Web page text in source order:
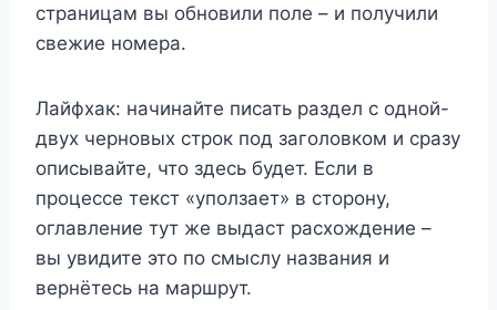
страницам вы обновили поле – и получили
свежие номера.
Лайфхак: начинайте писать раздел с одной-
двух черновых строк под заголовком и сразу
описывайте, что здесь будет. Если в
процессе текст «уползает» в сторону,
оглавление тут же выдаст расхождение –
вы увидите это по смыслу названия и
вернётесь на маршрут.